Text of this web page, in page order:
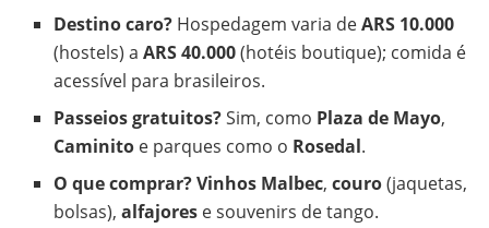
Destino caro? Hospedagem varia deARS 10.000
(hostels) aARS 40.000(hotéis boutique); comida é
acessível para brasileiros.
Passeios gratuitos?Sim, como Plaza de Mayo,
Caminito e parques como o Rosedal.
O que comprar?Vinhos Malbec,couro(jaquetas,
bolsas),alfajores e souvenirs de tango.